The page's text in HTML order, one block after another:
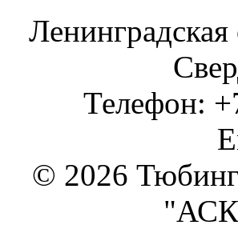
Телефон:
© 2026